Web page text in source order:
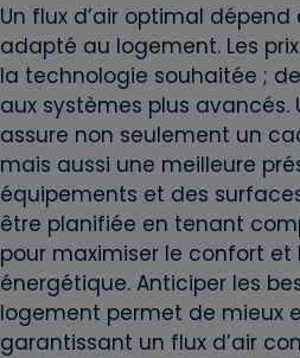
Un flux d’air optimal
adapté au logement. Les
la technologie souhaitée ;
aux systèmes plus
assure non seulement un
mais aussi une meilleure
équipements et des
être planifiée en tenant
pour maximiser le confort et
énergétique. Anticiper les
logement permet de mieux
garantissant un flux d’air